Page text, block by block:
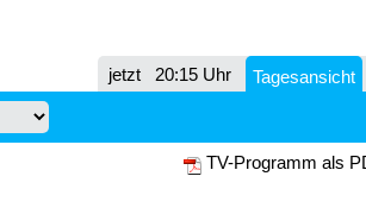
jetzt 20:15 Uhr
Tagesansicht
TV-Programm als